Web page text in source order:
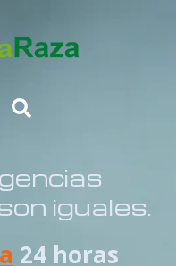
iguales.
24 horas